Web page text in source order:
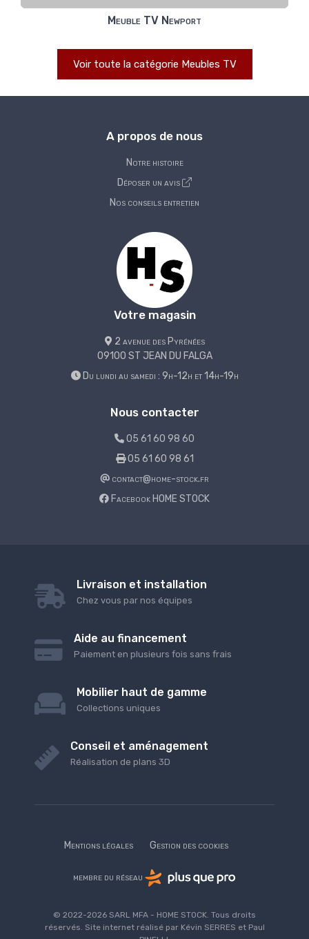
Meuble TV Newport
Voir toute la catégorie Meubles TV
A propos de nous
Notre histoire
Déposer un avis
Nos conseils entretien
Votre magasin
2 avenue des Pyrénées
09100 ST JEAN DU FALGA
Du lundi au samedi : 9h-12h et 14h-19h
Nous contacter
05 61 60 98 60
05 61 60 98 61
contact@home-stock.fr
Facebook HOME STOCK
Livraison et installation
Chez vous par nos équipes
Aide au financement
Paiement en plusieurs fois sans frais
Mobilier haut de gamme
Collections uniques
Conseil et aménagement
Réalisation de plans 3D
Mentions légales Gestion des cookies
membre du réseau
© 2022-2026 SARL MFA - HOME STOCK. Tous droits
réservés. Site internet réalisé par Kévin SERRES et Paul